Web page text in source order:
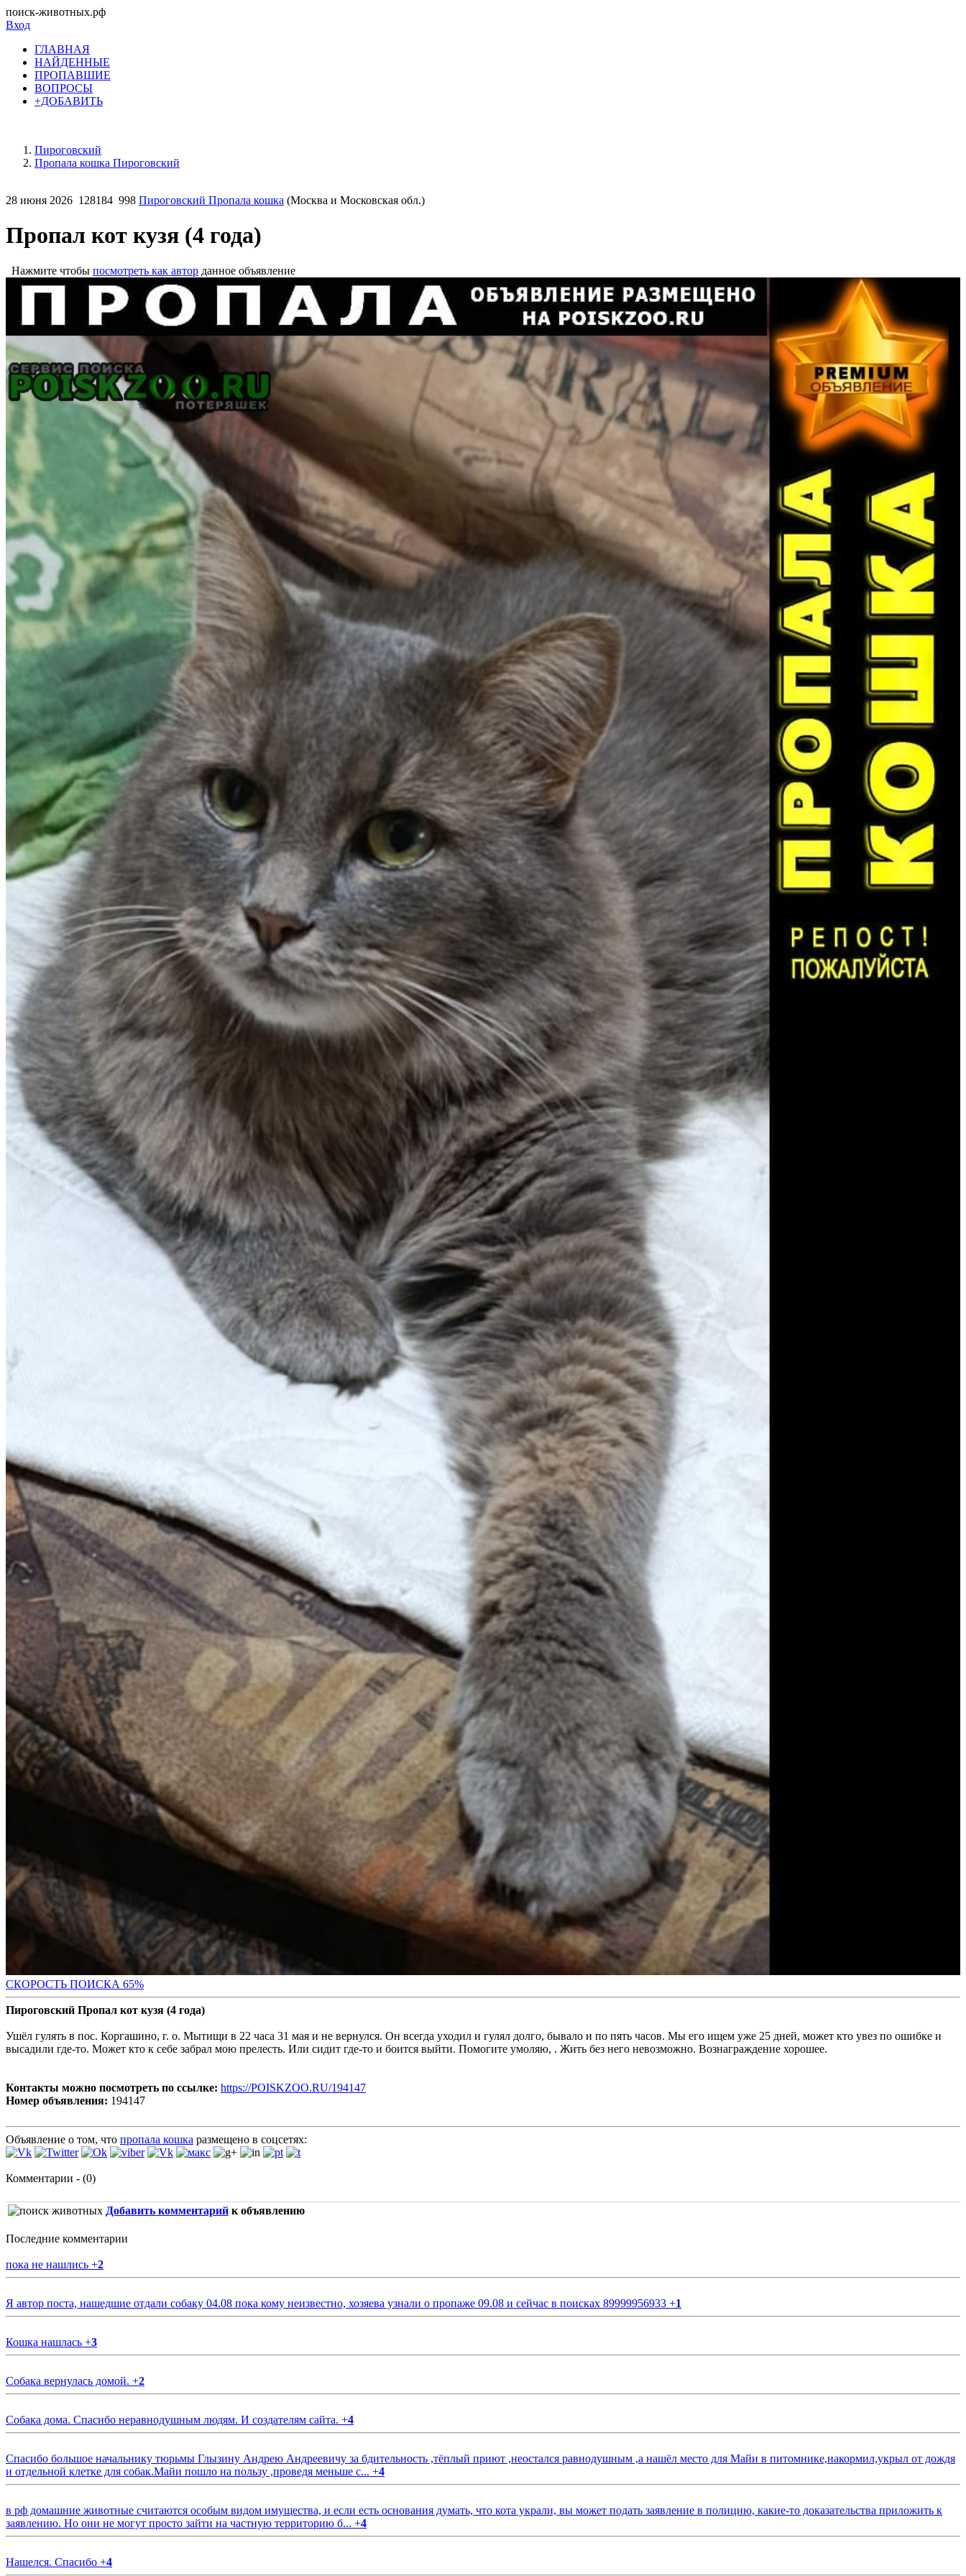
поиск-животных.рф
Вход
ГЛАВНАЯ
НАЙДЕННЫЕ
ПРОПАВШИЕ
ВОПРОСЫ
+ДОБАВИТЬ
Пироговский
Пропала кошка Пироговский
28 июня 2026 128184 998 Пироговский Пропала кошка (Москва и Московская обл.)
Пропал кот кузя (4 года)
Нажмите чтобы посмотреть как автор данное объявление
СКОРОСТЬ ПОИСКА 65%
Пироговский Пропал кот кузя (4 года)
Ушёл гулять в пос. Коргашино, г. о. Мытищи в 22 часа 31 мая и не вернулся. Он всегда уходил и гулял долго, бывало и по пять часов. Мы его ищем уже 25 дней, может кто увез по ошибке и
высадили где-то. Может кто к себе забрал мою прелесть. Или сидит где-то и боится выйти. Помогите умоляю, . Жить без него невозможно. Вознаграждение хорошее.
Контакты можно посмотреть по ссылке: https://POISKZOO.RU/194147
Номер объявления: 194147
Объявление о том, что пропала кошка размещено в соцсетях:
Комментарии - (0)
Добавить комментарий к объявлению
Последние комментарии
пока не нашлись +2
Я автор поста, нашедшие отдали собаку 04.08 пока кому неизвестно, хозяева узнали о пропаже 09.08 и сейчас в поисках 89999956933 +1
Кошка нашлась +3
Собака вернулась домой. +2
Собака дома. Спасибо неравнодушным людям. И создателям сайта. +4
Спасибо большое начальнику тюрьмы Глызину Андрею Андреевичу за бдительность ,тёплый приют ,неостался равнодушным ,а нашёл место для Майи в питомнике,накормил,укрыл от дождя
и отдельной клетке для собак.Майи пошло на пользу ,проведя меньше с... +4
в рф домашние животные считаются особым видом имущества, и если есть основания думать, что кота украли, вы может подать заявление в полицию, какие-то доказательства приложить к
заявлению. Но они не могут просто зайти на частную территорию б... +4
Нашелся. Спасибо +4